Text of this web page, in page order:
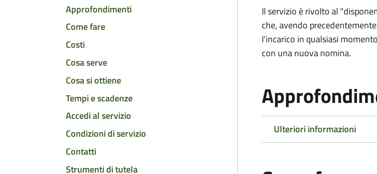
Approfondimenti
Come fare
Costi
Cosa serve
Cosa si ottiene
Tempi e scadenze
Accedi al servizio
Condizioni di servizio
Contatti
Strumenti di tutela
Il servizio è rivolto al
che, avendo
l'incarico in qualsiasi
con una nuova nomina.
Ulteriori informazioni